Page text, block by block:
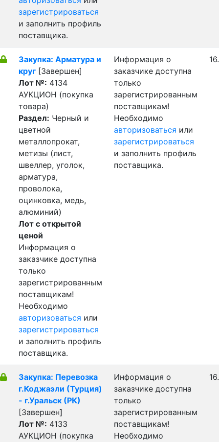
зарегистрироваться
и заполнить профиль
поставщика.
Закупка: Арматура и
круг [Завершен]
Лот №: 4134
АУКЦИОН (покупка
товара)
Раздел: Черный и
цветной
металлопрокат,
метизы (лист,
швеллер, уголок,
арматура,
проволока,
оцинковка, медь,
алюминий)
Лот с открытой
ценой
Информация о
заказчике доступна
только
зарегистрированным
поставщикам!
Необходимо
авторизоваться или
зарегистрироваться
и заполнить профиль
поставщика.
Информация о
заказчике доступна
только
зарегистрированным
поставщикам!
Необходимо
авторизоваться или
зарегистрироваться
и заполнить профиль
поставщика.
Закупка: Перевозка
г.Коджаэли (Турция)
- г.Уральск (РК)
[Завершен]
Лот №: 4133
АУКЦИОН (покупка
Информация о
заказчике доступна
только
зарегистрированным
поставщикам!
Необходимо